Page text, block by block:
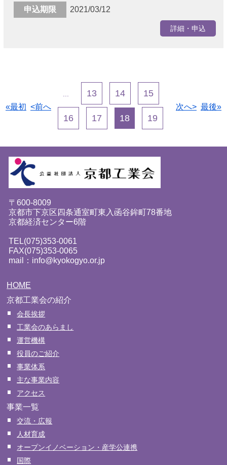
申込期限 2021/03/12
詳細・申込
«最初 <前へ
13 14 15
16 17 18 19
次へ> 最後»
〒600-8009
京都市下京区四条通室町東入函谷鉾町78番地
京都経済センター6階
TEL(075)353-0061
FAX(075)353-0065
mail：info@kyokogyo.or.jp
HOME
京都工業会の紹介
会長挨拶
工業会のあらまし
運営機構
役員のご紹介
事業体系
主な事業内容
アクセス
事業一覧
交流・広報
人材育成
オープンイノベーション・産学公連携
国際